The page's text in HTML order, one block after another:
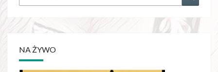
for:
NA ŻYWO